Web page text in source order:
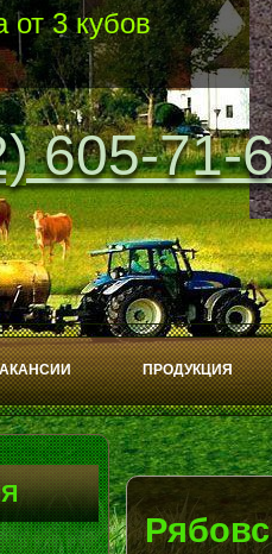
605-71-
ПРОДУКЦИЯ
от 3 кубов